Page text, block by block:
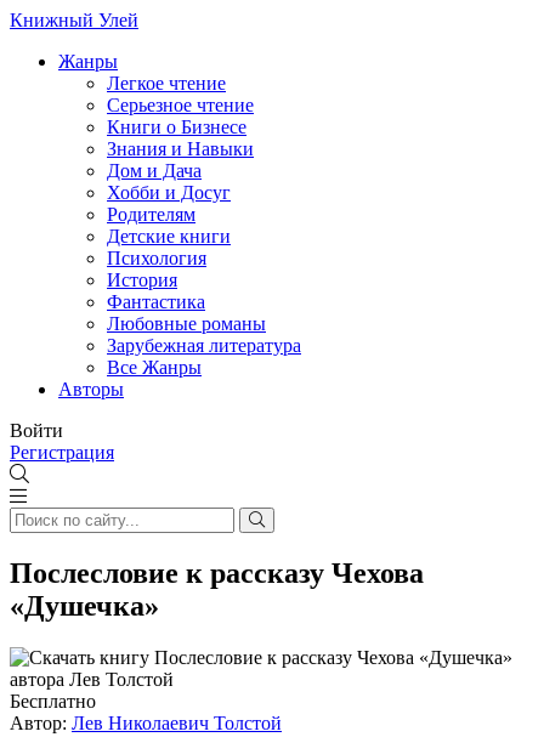
Книжный Улей
Жанры
Легкое чтение
Серьезное чтение
Книги о Бизнесе
Знания и Навыки
Дом и Дача
Хобби и Досуг
Родителям
Детские книги
Психология
История
Фантастика
Любовные романы
Зарубежная литература
Все Жанры
Авторы
Войти
Регистрация
Послесловие к рассказу Чехова
«Душечка»
Бесплатно
Автор: Лев Николаевич Толстой